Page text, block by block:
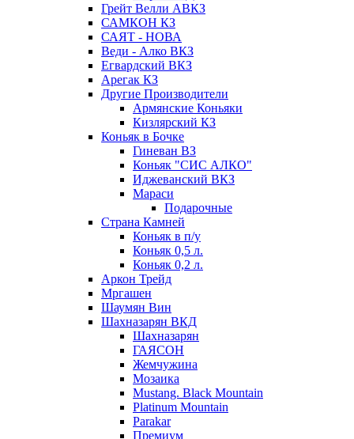
Грейт Велли АВКЗ
САМКОН КЗ
САЯТ - НОВА
Веди - Алко ВКЗ
Егвардский ВКЗ
Арегак КЗ
Другие Производители
Армянские Коньяки
Кизлярский КЗ
Коньяк в Бочке
Гиневан ВЗ
Коньяк "СИС АЛКО"
Иджеванский ВКЗ
Мараси
Подарочные
Страна Камней
Коньяк в п/у
Коньяк 0,5 л.
Коньяк 0,2 л.
Аркон Трейд
Мргашен
Шаумян Вин
Шахназарян ВКД
Шахназарян
ГАЯСОН
Жемчужина
Мозаика
Mustang. Black Mountain
Platinum Mountain
Parakar
Премиум